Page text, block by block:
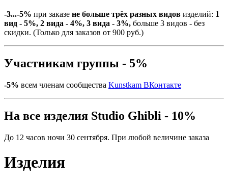
-3...-5% при заказе не больше трёх разных видов изделий: 1
вид - 5%, 2 вида - 4%, 3 вида - 3%, больше 3 видов - без
скидки. (Только для заказов от 900 руб.)
Участникам группы - 5%
-5% всем членам сообщества Kunstkam ВКонтакте
На все изделия Studio Ghibli - 10%
До 12 часов ночи 30 сентября. При любой величине заказа
Изделия